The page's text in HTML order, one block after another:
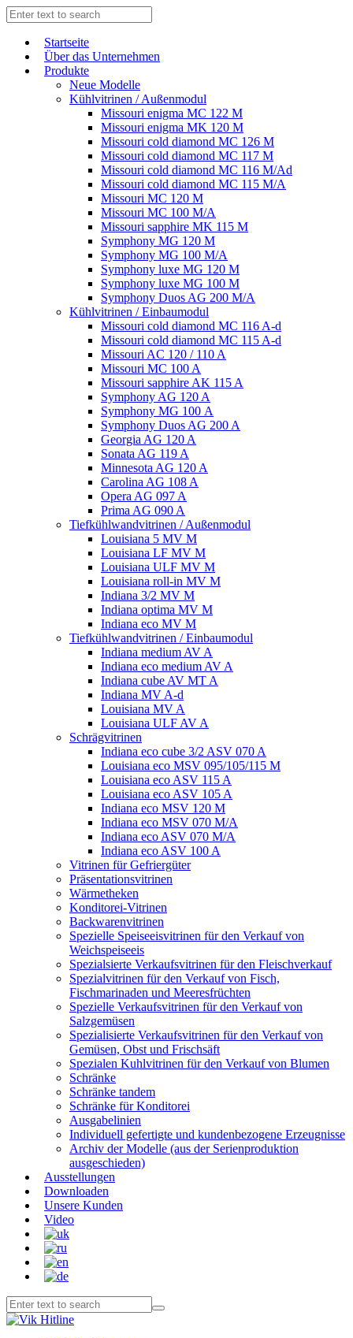
Start­sei­te
Über das Unternehmen
Produkte
Neue Modelle
Kühlvitrinen / Außenmodul
Missouri enigma MC 122 M
Missouri enigma MK 120 M
Missouri cold diamond MC 126 M
Missouri cold diamond MC 117 M
Missouri cold diamond MC 116 M/Ad
Missouri cold diamond MC 115 M/A
Missouri MC 120 M
Missouri MC 100 M/A
Missouri sapphire MK 115 M
Symphony MG 120 M
Symphony MG 100 M/А
Symphony luxe MG 120 M
Symphony luxe MG 100 M
Symphony Duos AG 200 M/A
Kühlvitrinen / Einbaumodul
Missouri cold diamond MC 116 A-d
Missouri cold diamond MC 115 A-d
Missouri AC 120 / 110 A
Missouri MC 100 A
Missouri sapphire AK 115 A
Symphony AG 120 A
Symphony MG 100 А
Symphony Duos AG 200 A
Georgia AG 120 A
Sonata AG 119 A
Minnesota AG 120 A
Carolina AG 108 A
Opera AG 097 A
Prima AG 090 A
Tiefkühlwandvitrinen / Außenmodul
Louisiana 5 MV M
Louisiana LF MV M
Louisiana ULF MV M
Louisiana roll-in MV M
Indiana 3/2 MV M
Indiana optima MV M
Indiana eco MV M
Tiefkühlwandvitrinen / Einbaumodul
Indiana medium AV A
Indiana eco medium AV A
Indiana cube AV MT A
Indiana MV A-d
Louisiana MV A
Louisiana ULF AV A
Schrägvitrinen
Indiana eco cube 3/2 ASV 070 A
Louisiana eco MSV 095/105/115 M
Louisiana eco ASV 115 A
Louisiana eco ASV 105 A
Indiana eco MSV 120 M
Indiana eco MSV 070 M/A
Indiana eco ASV 070 M/A
Indiana eco ASV 100 A
Vitrinen für Gefriergüter
Präsentationsvitrinen
Wärmetheken
Konditorei-Vitrinen
Backwarenvitrinen
Spezielle Speiseeisvitrinen für den Verkauf von
Weichspeiseeis
Spezialsierte Verkaufsvitrinen für den Fleischverkauf
Spezialvitrinen für den Verkauf von Fisch,
Fischmarinaden und Meeresfrüchten
Spezielle Verkaufsvitrinen für den Verkauf von
Salzgemüsen
Spezialisierte Verkaufsvitrinen für den Verkauf von
Gemüsen, Obst und Frischsäft
Spezialen Kuhlvitrinen für den Verkauf von Blumen
Schränke
Schränke tandem
Schränke für Konditorei
Ausgabelinien
Individuell gefertigte und kundenbezogene Erzeugnisse
Archiv der Modelle (aus der Serienproduktion
ausgeschieden)
Ausstellungen
Downloaden
Unsere Kunden
Video